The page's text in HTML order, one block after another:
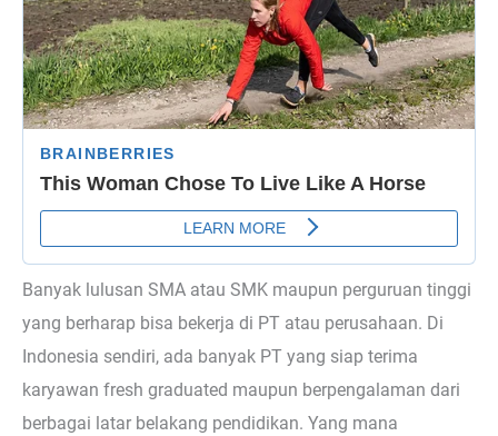
Banyak lulusan SMA atau SMK maupun perguruan tinggi
yang berharap bisa bekerja di PT atau perusahaan. Di
Indonesia sendiri, ada banyak PT yang siap terima
karyawan fresh graduated maupun berpengalaman dari
berbagai latar belakang pendidikan. Yang mana